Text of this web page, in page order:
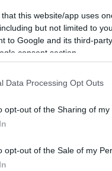
that this website/app uses
but not limited to
to Google and its third-
consent section.
Data Processing Opt Outs
opt-out of the Sharing of my
opt-out of the Sale of my